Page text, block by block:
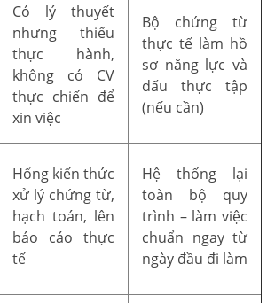
Có lý thuyết
nhưng thiếu
thực hành,
không có CV
thực chiến để
xin việc
Bộ chứng từ
thực tế làm hồ
sơ năng lực và
dấu thực tập
(nếu cần)
Hổng kiến thức
xử lý chứng từ,
hạch toán, lên
báo cáo thực
tế
Hệ thống lại
toàn bộ quy
trình – làm việc
chuẩn ngay từ
ngày đầu đi làm